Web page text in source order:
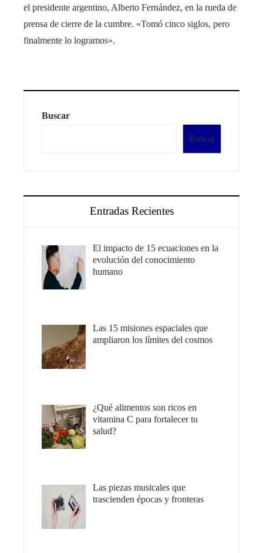
el presidente argentino, Alberto Fernández, en la rueda de
prensa de cierre de la cumbre. «Tomó cinco siglos, pero
finalmente lo logramos».
Buscar
Buscar
Entradas Recientes
El impacto de 15 ecuaciones en la
evolución del conocimiento
humano
Las 15 misiones espaciales que
ampliaron los límites del cosmos
¿Qué alimentos son ricos en
vitamina C para fortalecer tu
salud?
Las piezas musicales que
trascienden épocas y fronteras